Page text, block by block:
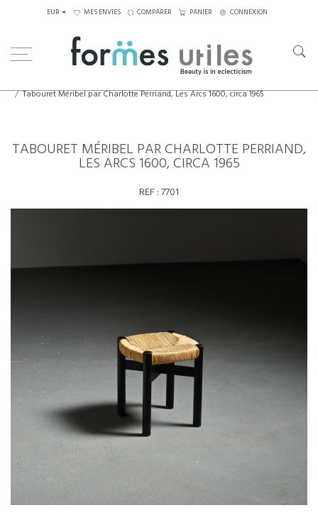
EUR MES ENVIES COMPARER PANIER CONNEXION
Tabouret Méribel par Charlotte Perriand, Les Arcs 1600, circa 1965
TABOURET MÉRIBEL PAR CHARLOTTE PERRIAND,
LES ARCS 1600, CIRCA 1965
REF :7701